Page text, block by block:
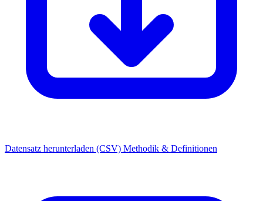
Datensatz herunterladen (CSV) Methodik & Definitionen